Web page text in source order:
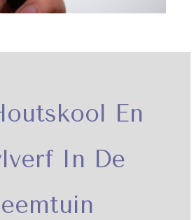
En
In De